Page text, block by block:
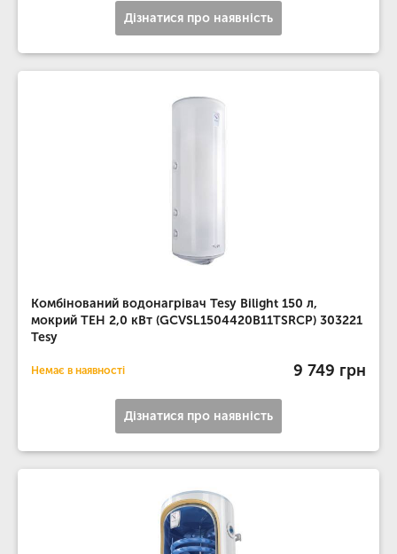
Дізнатися про наявність
Комбінований водонагрівач Tesy Bilight 150 л,
мокрий ТЕН 2,0 кВт (GCVSL1504420B11TSRCP) 303221
Tesy
Немає в наявності 9 749 грн
Дізнатися про наявність